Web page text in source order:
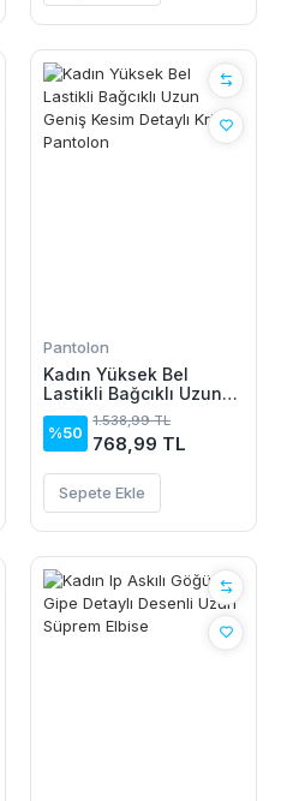
Pantolon
Kadın Yüksek Bel
Lastikli Bağcıklı Uzun
Geniş Kesim Detaylı
Krinkıl Pantolon
%50
1.538,99 TL
768,99 TL
Sepete Ekle